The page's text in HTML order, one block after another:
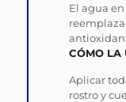
El agua
CÓMO LA
Aplicar
rostro y